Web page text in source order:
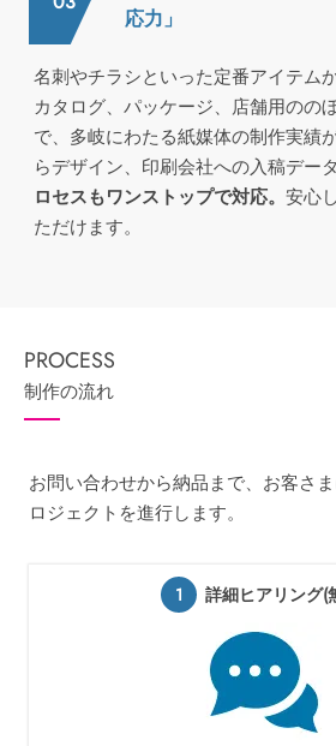
応力」
名刺やチラシといった定番アイテム
カタログ、パッケージ、店舗用のの
で、多岐にわたる紙媒体の制作実績
らデザイン、印刷会社への入稿デー
ロセスもワンストップで対応。安心
ただけます。
制作の流れ
お問い合わせから納品まで、お客さ
ロジェクトを進行します。
1 詳細ヒアリング(